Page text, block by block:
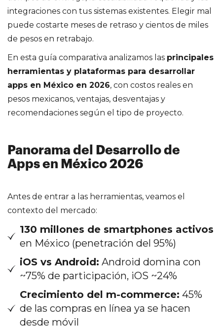
integraciones con tus sistemas existentes. Elegir mal
puede costarte meses de retraso y cientos de miles
de pesos en retrabajo.
En esta guía comparativa analizamos las principales
herramientas y plataformas para desarrollar
apps en México en 2026, con costos reales en
pesos mexicanos, ventajas, desventajas y
recomendaciones según el tipo de proyecto.
Panorama del Desarrollo de
Apps en México 2026
Antes de entrar a las herramientas, veamos el
contexto del mercado:
130 millones de smartphones activos
en México (penetración del 95%)
iOS vs Android: Android domina con
~75% de participación, iOS ~24%
Crecimiento del m-commerce: 45%
de las compras en línea ya se hacen
desde móvil